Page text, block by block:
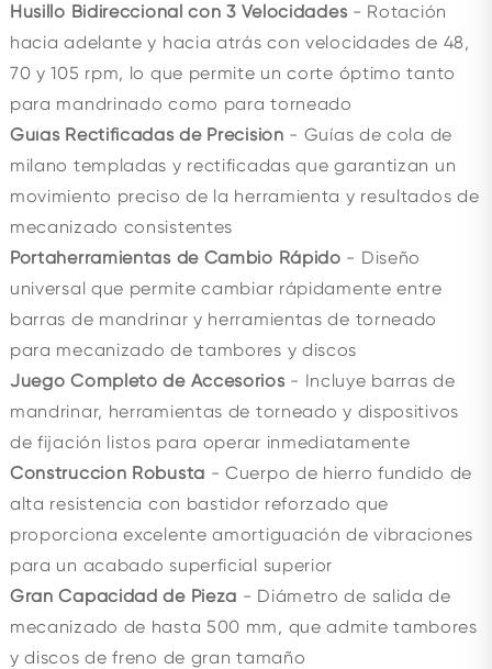
Husillo Bidireccional con 3 Velocidades- Rotación
hacia adelante y hacia atrás con velocidades de 48,
70 y 105 rpm, lo que permite un corte óptimo tanto
para mandrinado como para torneado
Guías Rectificadas de Precisión - Guías de cola de
milano templadas y rectificadas que garantizan un
movimiento preciso de la herramienta y resultados de
mecanizado consistentes
Portaherramientas de Cambio Rápido - Diseño
universal que permite cambiar rápidamente entre
barras de mandrinar y herramientas de torneado
para mecanizado de tambores y discos
Juego Completo de Accesorios- Incluye barras de
mandrinar, herramientas de torneado y dispositivos
de fijación listos para operar inmediatamente
Construcción Robusta - Cuerpo de hierro fundido de
alta resistencia con bastidor reforzado que
proporciona excelente amortiguación de vibraciones
para un acabado superficial superior
Gran Capacidad de Pieza - Diámetro de salida de
mecanizado de hasta 500 mm, que admite tambores
y discos de freno de gran tamaño